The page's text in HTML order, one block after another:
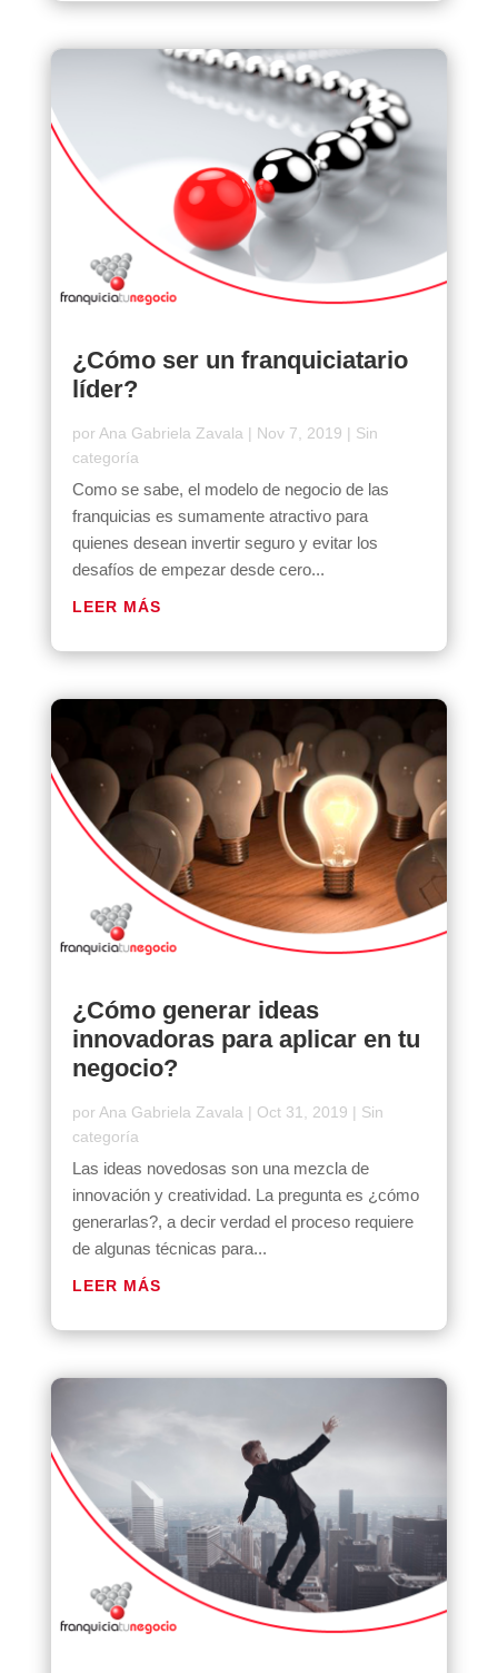
¿Cómo ser un franquiciatario
líder?
por Ana Gabriela Zavala | Nov 7, 2019 | Sin
categoría
Como se sabe, el modelo de negocio de las
franquicias es sumamente atractivo para
quienes desean invertir seguro y evitar los
desafíos de empezar desde cero...
LEER MÁS
¿Cómo generar ideas
innovadoras para aplicar en tu
negocio?
por Ana Gabriela Zavala | Oct 31, 2019 | Sin
categoría
Las ideas novedosas son una mezcla de
innovación y creatividad. La pregunta es ¿cómo
generarlas?, a decir verdad el proceso requiere
de algunas técnicas para...
LEER MÁS